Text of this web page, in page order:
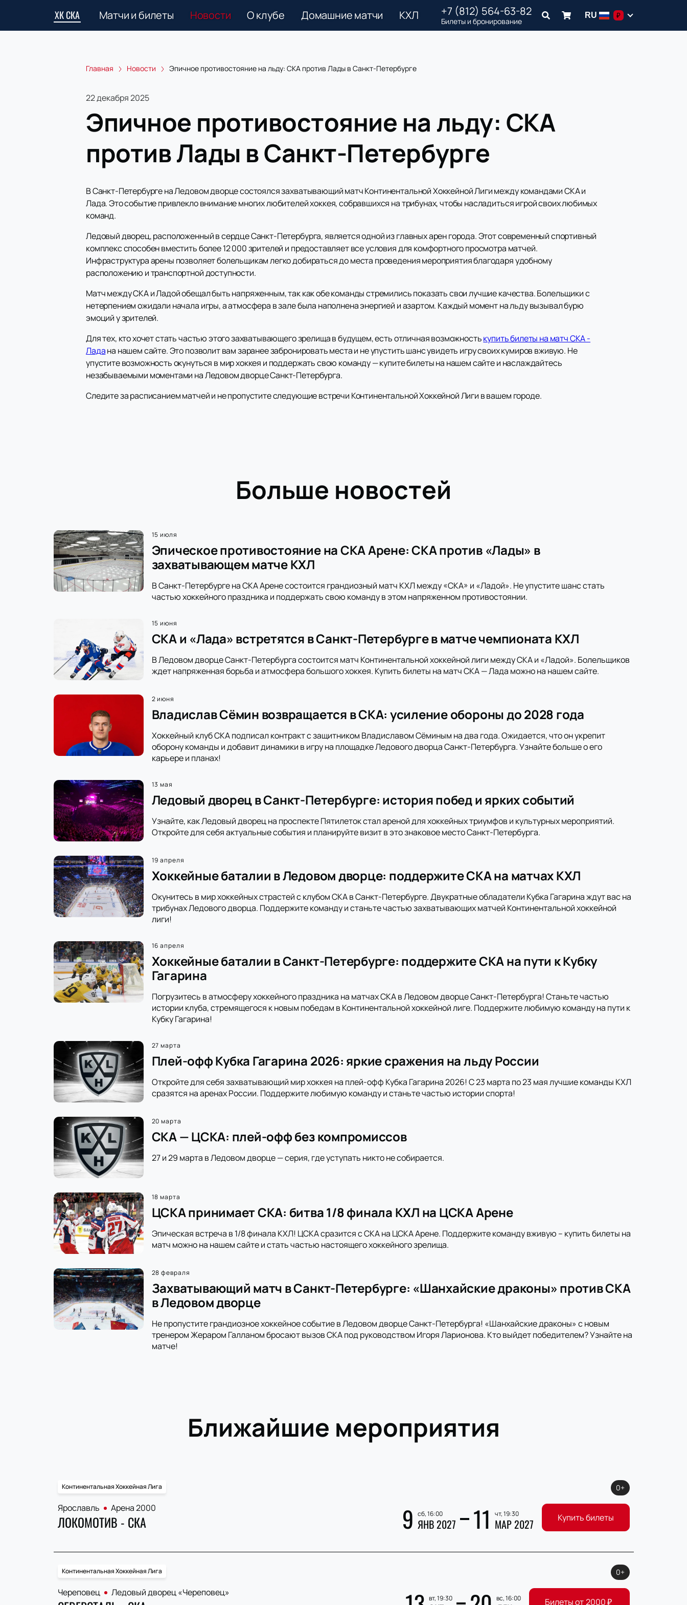
ХК СКА Матчи и билеты Новости О клубе Домашние матчи КХЛ +7 (812) 564-63-82
Билеты и бронирование
RU ₽
Главная Новости Эпичное противостояние на льду: СКА против Лады в Санкт-Петербурге
22 декабря 2025
Эпичное противостояние на льду: СКА
против Лады в Санкт-Петербурге
В Санкт-Петербурге на Ледовом дворце состоялся захватывающий матч Континентальной Хоккейной Лиги между командами СКА и
Лада. Это событие привлекло внимание многих любителей хоккея, собравшихся на трибунах, чтобы насладиться игрой своих любимых
команд.
Ледовый дворец, расположенный в сердце Санкт-Петербурга, является одной из главных арен города. Этот современный спортивный
комплекс способен вместить более 12 000 зрителей и предоставляет все условия для комфортного просмотра матчей.
Инфраструктура арены позволяет болельщикам легко добираться до места проведения мероприятия благодаря удобному
расположению и транспортной доступности.
Матч между СКА и Ладой обещал быть напряженным, так как обе команды стремились показать свои лучшие качества. Болельщики с
нетерпением ожидали начала игры, а атмосфера в зале была наполнена энергией и азартом. Каждый момент на льду вызывал бурю
эмоций у зрителей.
Для тех, кто хочет стать частью этого захватывающего зрелища в будущем, есть отличная возможностькупить билеты на матч СКА -
Ладана нашем сайте. Это позволит вам заранее забронировать места и не упустить шанс увидеть игру своих кумиров вживую. Не
упустите возможность окунуться в мир хоккея и поддержать свою команду — купите билеты на нашем сайте и наслаждайтесь
незабываемыми моментами на Ледовом дворце Санкт-Петербурга.
Следите за расписанием матчей и не пропустите следующие встречи Континентальной Хоккейной Лиги в вашем городе.
Больше новостей
15 июля
Эпическое противостояние на СКА Арене: СКА против «Лады» в
захватывающем матче КХЛ
В Санкт-Петербурге на СКА Арене состоится грандиозный матч КХЛ между «СКА» и «Ладой». Не упустите шанс стать
частью хоккейного праздника и поддержать свою команду в этом напряженном противостоянии.
15 июня
СКА и «Лада» встретятся в Санкт-Петербурге в матче чемпионата КХЛ
В Ледовом дворце Санкт-Петербурга состоится матч Континентальной хоккейной лиги между СКА и «Ладой». Болельщиков
ждет напряженная борьба и атмосфера большого хоккея. Купить билеты на матч СКА — Лада можно на нашем сайте.
2 июня
Владислав Сёмин возвращается в СКА: усиление обороны до 2028 года
Хоккейный клуб СКА подписал контракт с защитником Владиславом Сёминым на два года. Ожидается, что он укрепит
оборону команды и добавит динамики в игру на площадке Ледового дворца Санкт-Петербурга. Узнайте больше о его
карьере и планах!
13 мая
Ледовый дворец в Санкт-Петербурге: история побед и ярких событий
Узнайте, как Ледовый дворец на проспекте Пятилеток стал ареной для хоккейных триумфов и культурных мероприятий.
Откройте для себя актуальные события и планируйте визит в это знаковое место Санкт-Петербурга.
19 апреля
Хоккейные баталии в Ледовом дворце: поддержите СКА на матчах КХЛ
Окунитесь в мир хоккейных страстей с клубом СКА в Санкт-Петербурге. Двукратные обладатели Кубка Гагарина ждут вас на
трибунах Ледового дворца. Поддержите команду и станьте частью захватывающих матчей Континентальной хоккейной
лиги!
16 апреля
Хоккейные баталии в Санкт-Петербурге: поддержите СКА на пути к Кубку
Гагарина
Погрузитесь в атмосферу хоккейного праздника на матчах СКА в Ледовом дворце Санкт-Петербурга! Станьте частью
истории клуба, стремящегося к новым победам в Континентальной хоккейной лиге. Поддержите любимую команду на пути к
Кубку Гагарина!
27 марта
Плей-офф Кубка Гагарина 2026: яркие сражения на льду России
Откройте для себя захватывающий мир хоккея на плей-офф Кубка Гагарина 2026! С 23 марта по 23 мая лучшие команды КХЛ
сразятся на аренах России. Поддержите любимую команду и станьте частью истории спорта!
20 марта
СКА — ЦСКА: плей-офф без компромиссов
27 и 29 марта в Ледовом дворце — серия, где уступать никто не собирается.
18 марта
ЦСКА принимает СКА: битва 1/8 финала КХЛ на ЦСКА Арене
Эпическая встреча в 1/8 финала КХЛ! ЦСКА сразится с СКА на ЦСКА Арене. Поддержите команду вживую – купить билеты на
матч можно на нашем сайте и стать частью настоящего хоккейного зрелища.
28 февраля
Захватывающий матч в Санкт-Петербурге: «Шанхайские драконы» против СКА
в Ледовом дворце
Не пропустите грандиозное хоккейное событие в Ледовом дворце Санкт-Петербурга! «Шанхайские драконы» с новым
тренером Жераром Галланом бросают вызов СКА под руководством Игоря Ларионова. Кто выйдет победителем? Узнайте на
матче!
Ближайшие мероприятия
Континентальная Хоккейная Лига
Ярославль Арена 2000
ЛОКОМОТИВ - СКА 9 сб, 16:00
ЯНВ 2027 11 чт, 19:30
МАР 2027
0+
Купить билеты
Континентальная Хоккейная Лига
Череповец Ледовый дворец «Череповец»
вт, 19:30 вс, 16:00
0+
Билеты от 2000₽